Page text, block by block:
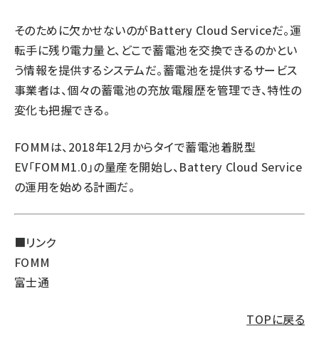
そのために欠かせないのがBattery Cloud Serviceだ。運
転手に残り電力量と、どこで蓄電池を交換できるのかとい
う情報を提供するシステムだ。蓄電池を提供するサービス
事業者は、個々の蓄電池の充放電履歴を管理でき、特性の
変化も把握できる。
FOMMは、2018年12月からタイで蓄電池着脱型
EV「FOMM1.0」の量産を開始し、Battery Cloud Service
の運用を始める計画だ。
■リンク
FOMM
富士通
TOPに戻る